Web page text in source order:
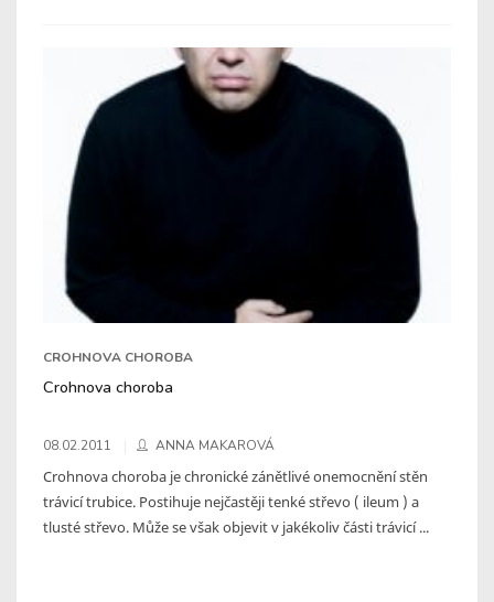
CROHNOVA CHOROBA
Crohnova choroba
08.02.2011 ANNA MAKAROVÁ
Crohnova choroba je chronické zánětlivé onemocnění stěn
trávicí trubice. Postihuje nejčastěji tenké střevo ( ileum ) a
tlusté střevo. Může se však objevit v jakékoliv části trávicí ...